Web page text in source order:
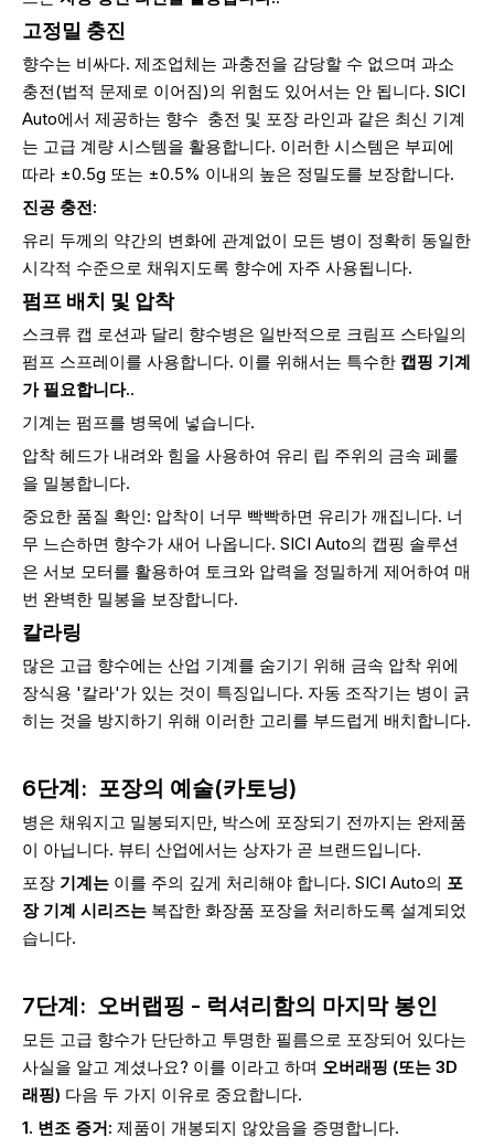
고정밀 충진
향수는 비싸다. 제조업체는 과충전을 감당할 수 없으며 과소
충전(법적 문제로 이어짐)의 위험도 있어서는 안 됩니다. SICI
Auto에서 제공하는 향수 충전 및 포장 라인과 같은 최신 기계
는 고급 계량 시스템을 활용합니다. 이러한 시스템은 부피에
따라 ±0.5g 또는 ±0.5% 이내의 높은 정밀도를 보장합니다.
진공 충전:
유리 두께의 약간의 변화에 ​​관계없이 모든 병이 정확히 동일한
시각적 수준으로 채워지도록 향수에 자주 사용됩니다.
펌프 배치 및 압착
스크류 캡 로션과 달리 향수병은 일반적으로 크림프 스타일의
펌프 스프레이를 사용합니다. 이를 위해서는 특수한 캡핑 기계
가 필요합니다..
기계는 펌프를 병목에 넣습니다.
압착 헤드가 내려와 힘을 사용하여 유리 립 주위의 금속 페룰
을 밀봉합니다.
중요한 품질 확인: 압착이 너무 빡빡하면 유리가 깨집니다. 너
무 느슨하면 향수가 새어 나옵니다. SICI Auto의 캡핑 솔루션
은 서보 모터를 활용하여 토크와 압력을 정밀하게 제어하여 매
번 완벽한 밀봉을 보장합니다.
칼라링
많은 고급 향수에는 산업 기계를 숨기기 위해 금속 압착 위에
장식용 '칼라'가 있는 것이 특징입니다. 자동 조작기는 병이 긁
히는 것을 방지하기 위해 이러한 고리를 부드럽게 배치합니다.
6단계: 포장의 예술(카토닝)
병은 채워지고 밀봉되지만, 박스에 포장되기 전까지는 완제품
이 아닙니다. 뷰티 산업에서는 상자가 곧 브랜드입니다.
포장 기계는 이를 주의 깊게 처리해야 합니다. SICI Auto의 포
장 기계 시리즈는 복잡한 화장품 포장을 처리하도록 설계되었
습니다.
7단계: 오버랩핑 - 럭셔리함의 마지막 봉인
모든 고급 향수가 단단하고 투명한 필름으로 포장되어 있다는
사실을 알고 계셨나요? 이를 이라고 하며 오버래핑 (또는 3D
래핑) 다음 두 가지 이유로 중요합니다.
1. 변조 증거: 제품이 개봉되지 않았음을 증명합니다.